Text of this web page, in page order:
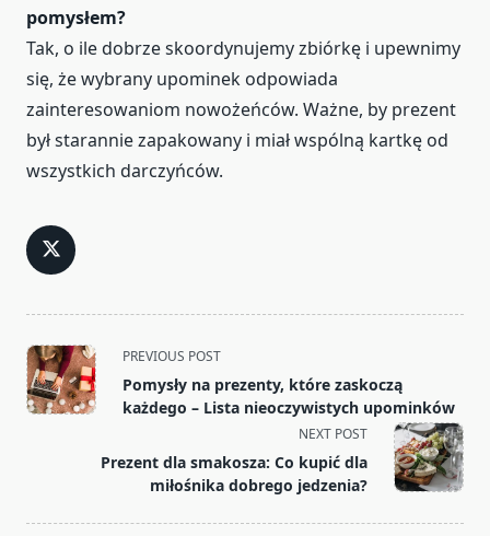
pomysłem?
Tak, o ile dobrze skoordynujemy zbiórkę i upewnimy
się, że wybrany upominek odpowiada
zainteresowaniom nowożeńców. Ważne, by prezent
był starannie zapakowany i miał wspólną kartkę od
wszystkich darczyńców.
<span
class="nav-
subtitle
text">Page</span>
PREVIOUS POST
Pomysły na prezenty, które zaskoczą
każdego – Lista nieoczywistych upominków
NEXT POST
Prezent dla smakosza: Co kupić dla
miłośnika dobrego jedzenia?